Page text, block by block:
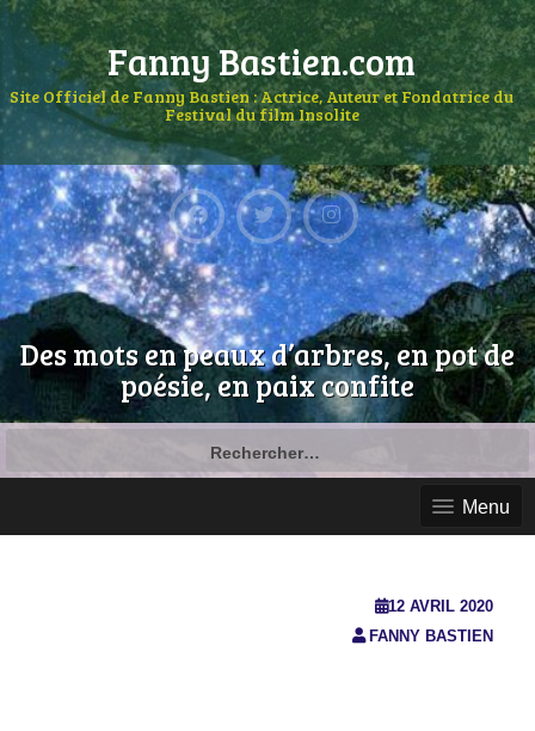
Fanny Bastien.com
Site Officiel de Fanny Bastien : Actrice, Auteur et Fondatrice du
Festival du film Insolite
Des mots en peaux d’arbres, en pot de
poésie, en paix confite
Menu
12 AVRIL 2020
FANNY BASTIEN